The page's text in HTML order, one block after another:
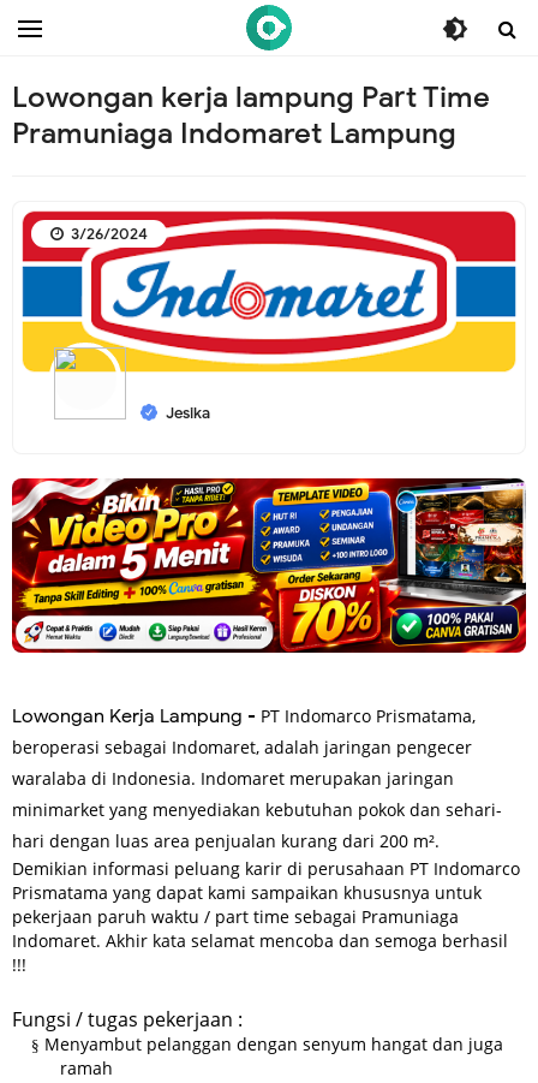
/* ganti br end */
Lowongan kerja lampung Part Time
Pramuniaga Indomaret Lampung
Jesika
3/26/2024
Lowongan Kerja Lampung - PT Indomarco Prismatama,
beroperasi sebagai Indomaret, adalah jaringan pengecer
waralaba di Indonesia. Indomaret merupakan jaringan
minimarket yang menyediakan kebutuhan pokok dan sehari-
hari dengan luas area penjualan kurang dari 200 m².
Demikian informasi peluang karir di perusahaan PT Indomarco
Prismatama yang dapat kami sampaikan khususnya untuk
pekerjaan paruh waktu / part time sebagai Pramuniaga
Indomaret. Akhir kata selamat mencoba dan semoga berhasil
!!!
Fungsi / tugas pekerjaan :
§ Menyambut pelanggan dengan senyum hangat dan juga
ramah